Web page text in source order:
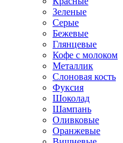
Зеленые
Серые
Бежевые
Глянцевые
Кофе с молоком
Металлик
Слоновая кость
Фуксия
Шоколад
Шампань
Оливковые
Оранжевые